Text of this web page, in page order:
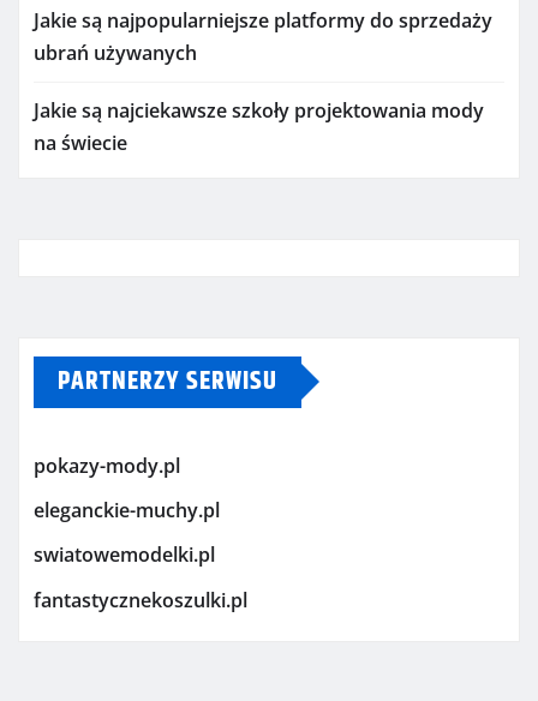
Jakie są najpopularniejsze platformy do sprzedaży
ubrań używanych
Jakie są najciekawsze szkoły projektowania mody
na świecie
PARTNERZY SERWISU
pokazy-mody.pl
eleganckie-muchy.pl
swiatowemodelki.pl
fantastycznekoszulki.pl